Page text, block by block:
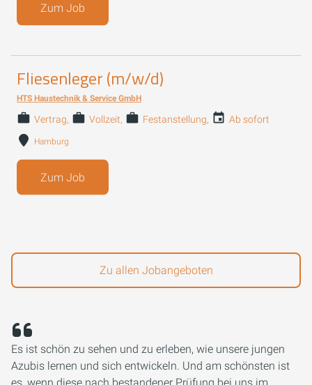
Zum Job
Fliesenleger (m/w/d)
HTS Haustechnik & Service GmbH
Vertrag Vollzeit Festanstellung Ab sofort
Hamburg
Zum Job
Zu allen Jobangeboten
Es ist schön zu sehen und zu erleben, wie unsere jungen
Azubis lernen und sich entwickeln. Und am schönsten ist